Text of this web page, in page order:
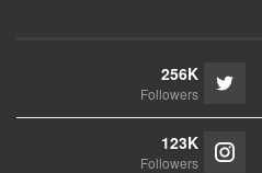
256K
Followers
123K
Followers